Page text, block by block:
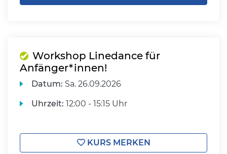
Workshop Linedance für
Anfänger*innen!
Datum: Sa. 26.09.2026
Uhrzeit: 12:00 - 15:15 Uhr
KURS MERKEN